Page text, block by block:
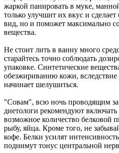
жаркой панировать в муке,
только улучшит их вкус и
вид, но и поможет максимально
вещества.
Не стоит лить в ванну много
старайтесь точно соблюдать
упаковке. Синтетические
обезжириванию кожи, вследствие
начинает шелушиться.
"Совам", всю ночь проводящим
диетологи рекомендуют
возможное количество белковой
рыбу, яйца. Кроме того, не
кофе. Белки усилят
поднимут тонус центральной